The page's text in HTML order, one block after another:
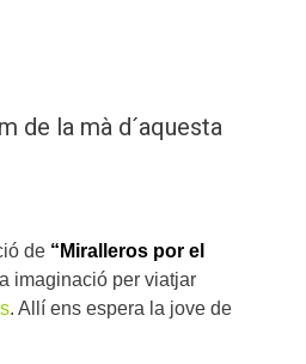
de la mà d´aquesta
de “Miralleros por el
imaginació per viatjar
. Allí ens espera la jove de